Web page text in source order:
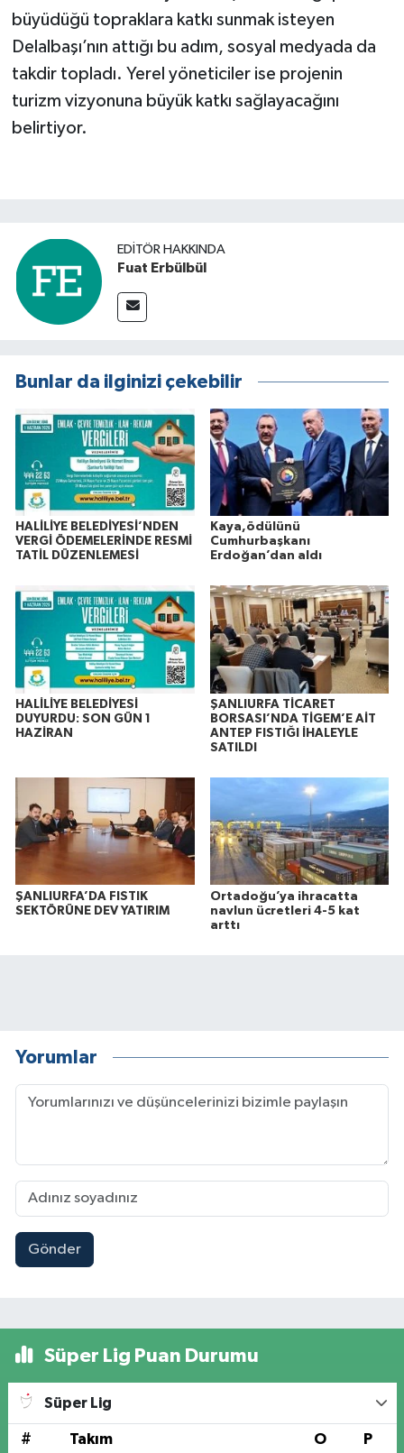
büyüdüğü topraklara katkı sunmak isteyen
Delalbaşı’nın attığı bu adım, sosyal medyada da
takdir topladı. Yerel yöneticiler ise projenin
turizm vizyonuna büyük katkı sağlayacağını
belirtiyor.
EDITÖR HAKKINDA
Fuat Erbülbül
Bunlar da ilginizi çekebilir
HALİLİYE BELEDİYESİ’NDEN
VERGİ ÖDEMELERİNDE RESMİ
TATİL DÜZENLEMESİ
Kaya,ödülünü
Cumhurbaşkanı
Erdoğan’dan aldı
HALİLİYE BELEDİYESİ
DUYURDU: SON GÜN 1
HAZİRAN
ŞANLIURFA TİCARET
BORSASI’NDA TİGEM’E AİT
ANTEP FISTIĞI İHALEYLE
SATILDI
ŞANLIURFA’DA FISTIK
SEKTÖRÜNE DEV YATIRIM
Ortadoğu’ya ihracatta
navlun ücretleri 4-5 kat
arttı
Yorumlar
Gönder
Süper Lig Puan Durumu
Süper Lig
# Takım O P